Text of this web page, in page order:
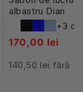
albastru Dian
+3
170,00 lei
140,50 lei fără